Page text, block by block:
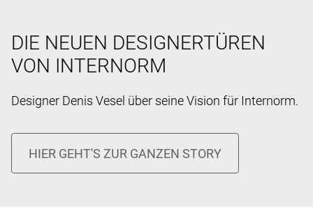
DIE NEUEN DESIGNERTÜREN
VON INTERNORM
Designer Denis Vesel über seine Vision für Internorm.